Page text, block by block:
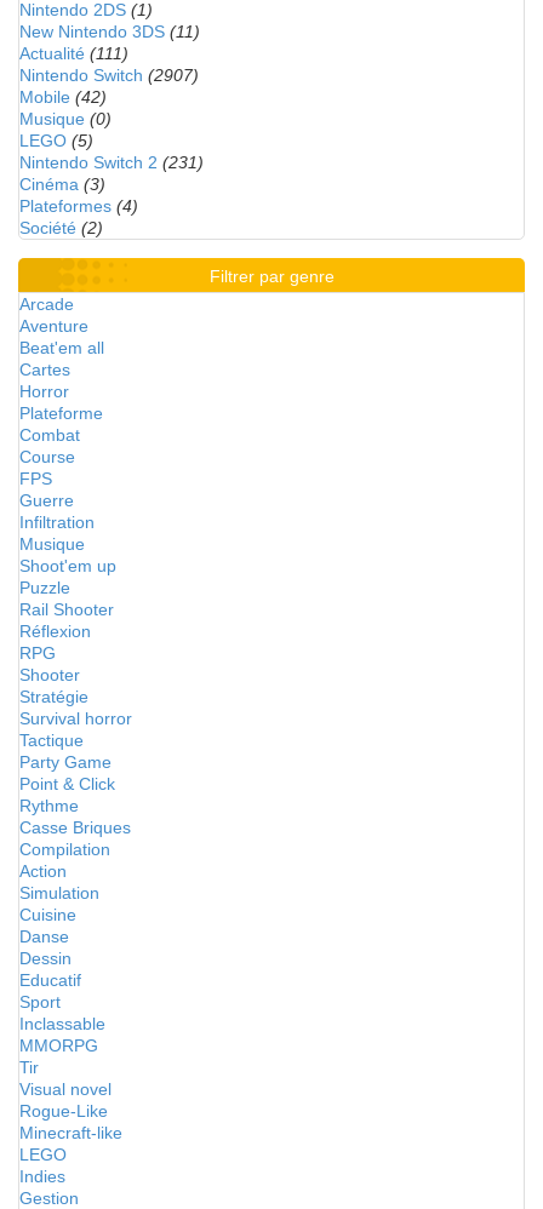
Nintendo 2DS (1)
New Nintendo 3DS (11)
Actualité (111)
Nintendo Switch (2907)
Mobile (42)
Musique (0)
LEGO (5)
Nintendo Switch 2 (231)
Cinéma (3)
Plateformes (4)
Société (2)
Filtrer par genre
Arcade
Aventure
Beat'em all
Cartes
Horror
Plateforme
Combat
Course
FPS
Guerre
Infiltration
Musique
Shoot'em up
Puzzle
Rail Shooter
Réflexion
RPG
Shooter
Stratégie
Survival horror
Tactique
Party Game
Point & Click
Rythme
Casse Briques
Compilation
Action
Simulation
Cuisine
Danse
Dessin
Educatif
Sport
Inclassable
MMORPG
Tir
Visual novel
Rogue-Like
Minecraft-like
LEGO
Indies
Gestion